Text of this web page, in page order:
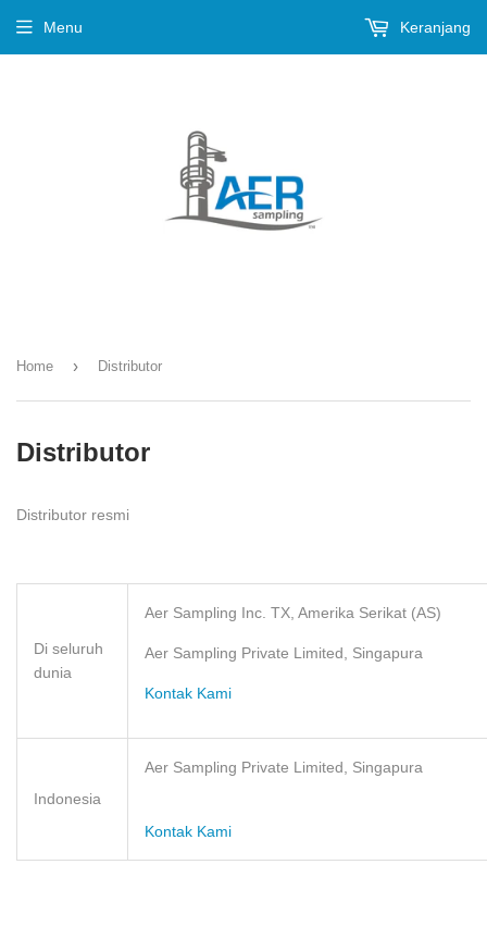
Menu Keranjang
Home › Distributor
Distributor
Distributor resmi
Di seluruh
dunia
Aer Sampling Inc. TX, Amerika Serikat (AS)
Aer Sampling Private Limited, Singapura
Kontak Kami
Indonesia
Aer Sampling Private Limited, Singapura
Kontak Kami